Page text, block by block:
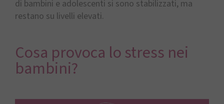
di bambini e adolescenti si sono stabilizzati, ma
restano su livelli elevati.
Cosa provoca lo stress nei
bambini?